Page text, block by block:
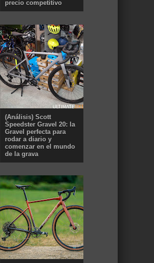
precio competitivo
(Análisis) Scott
Speedster Gravel 20: la
Gravel perfecta para
rodar a diario y
comenzar en el mundo
de la grava